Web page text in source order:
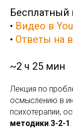
Бесплатный
• Видео в
• Ответы на
~2 ч 25 мин
Лекция по
осмыслению в
психотерапии,
методики 3-2-1 .